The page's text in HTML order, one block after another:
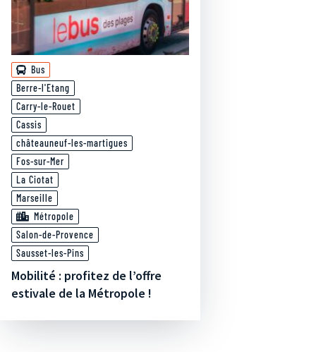
Bus
Berre-l'Etang
Carry-le-Rouet
Cassis
châteauneuf-les-martigues
Fos-sur-Mer
La Ciotat
Marseille
Métropole
Salon-de-Provence
Sausset-les-Pins
Mobilité : profitez de l’offre
estivale de la Métropole !